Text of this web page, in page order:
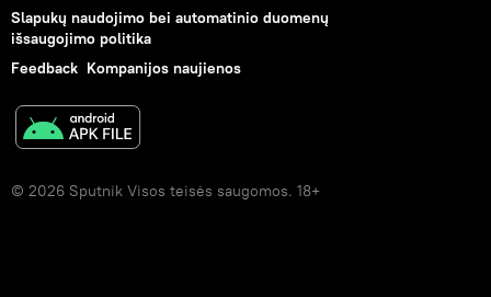
Slapukų naudojimo bei automatinio duomenų
išsaugojimo politika
Feedback Kompanijos naujienos
© 2026 Sputnik Visos teisės saugomos. 18+